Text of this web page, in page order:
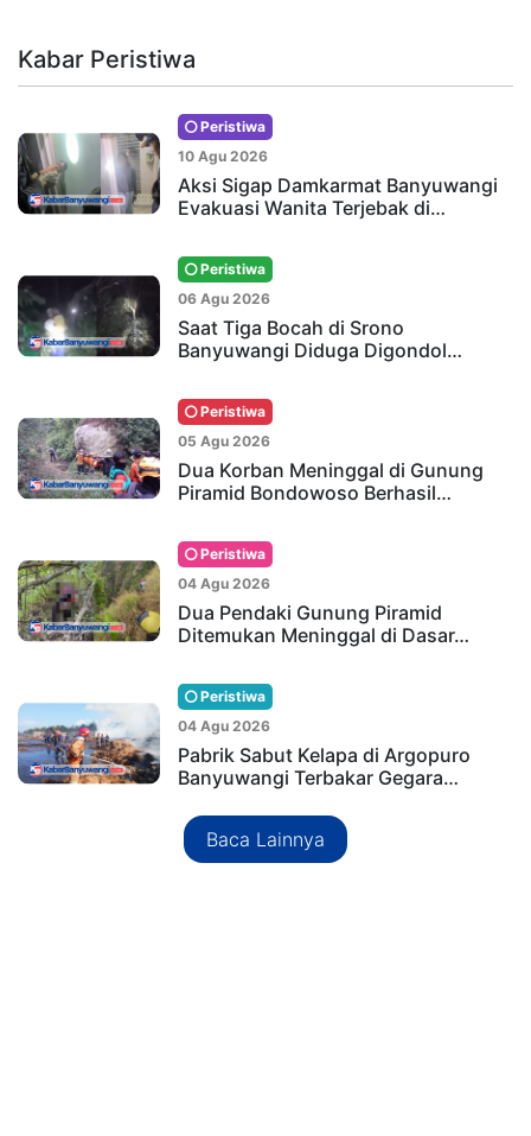
Kabar Peristiwa
Peristiwa
10 Agu 2026
Aksi Sigap Damkarmat Banyuwangi
Evakuasi Wanita Terjebak di…
Peristiwa
06 Agu 2026
Saat Tiga Bocah di Srono
Banyuwangi Diduga Digondol…
Peristiwa
05 Agu 2026
Dua Korban Meninggal di Gunung
Piramid Bondowoso Berhasil…
Peristiwa
04 Agu 2026
Dua Pendaki Gunung Piramid
Ditemukan Meninggal di Dasar…
Peristiwa
04 Agu 2026
Pabrik Sabut Kelapa di Argopuro
Banyuwangi Terbakar Gegara…
Baca Lainnya